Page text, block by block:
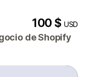
100 $USD
de Shopify